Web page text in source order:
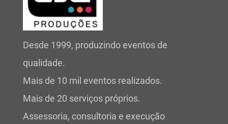
Desde 1999, produzindo eventos de
qualidade.
Mais de 10 mil eventos realizados.
Mais de 20 serviços próprios.
Assessoria, consultoria e execução